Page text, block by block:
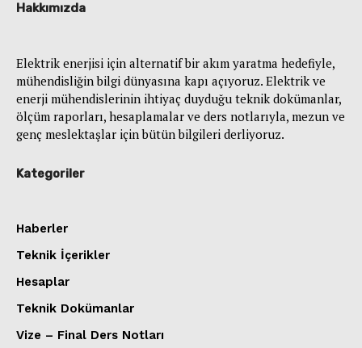
Hakkımızda
Elektrik enerjisi için alternatif bir akım yaratma hedefiyle,
mühendisliğin bilgi dünyasına kapı açıyoruz. Elektrik ve
enerji mühendislerinin ihtiyaç duyduğu teknik dokümanlar,
ölçüm raporları, hesaplamalar ve ders notlarıyla, mezun ve
genç meslektaşlar için bütün bilgileri derliyoruz.
Kategoriler
Haberler
Teknik İçerikler
Hesaplar
Teknik Dokümanlar
Vize – Final Ders Notları